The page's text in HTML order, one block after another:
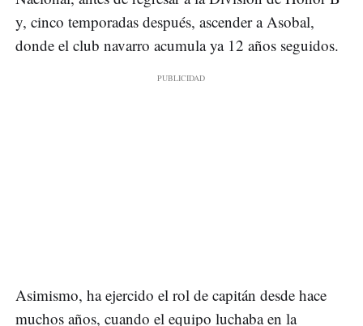
y, cinco temporadas después, ascender a Asobal,
donde el club navarro acumula ya 12 años seguidos.
Asimismo, ha ejercido el rol de capitán desde hace
muchos años, cuando el equipo luchaba en la